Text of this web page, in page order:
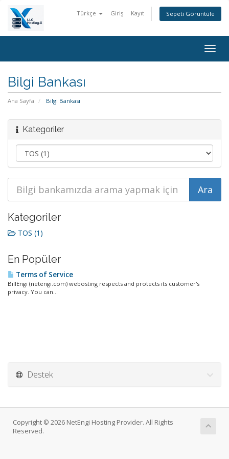
Türkçe Giriş Kayıt Sepeti Görüntüle
Bilgi Bankası
Ana Sayfa Bilgi Bankası
Kategoriler
Kategoriler
TOS (1)
En Popüler
Terms of Service
BillEngi (netengi.com) webosting respects and protects its customer's
privacy. You can...
Destek
Copyright © 2026 NetEngi Hosting Provider. All Rights
Reserved.